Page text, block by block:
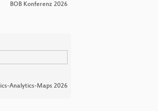
BOB Konferenz 2026
Analytics-Maps 2026